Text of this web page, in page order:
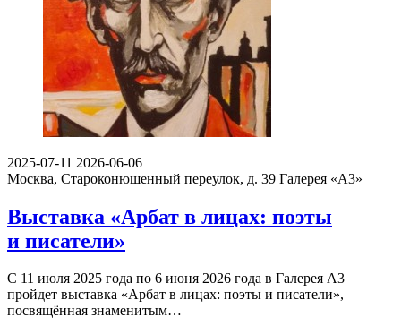
2025-07-11 2026-06-06
Москва, Староконюшенный переулок, д. 39 Галерея «А3»
Выставка «Арбат в лицах: поэты
и писатели»
С 11 июля 2025 года по 6 июня 2026 года в Галерея А3
пройдет выставка «Арбат в лицах: поэты и писатели»,
посвящённая знаменитым…